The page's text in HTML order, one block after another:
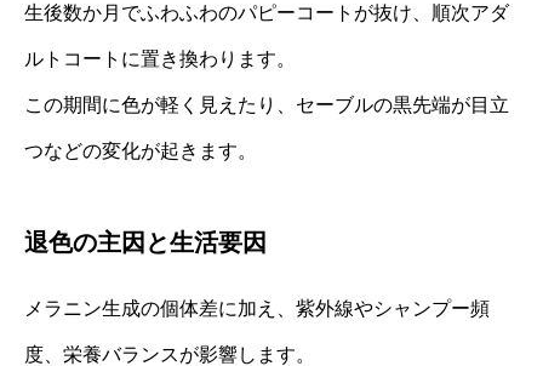
生後数か月でふわふわのパピーコートが抜け、順次アダ
ルトコートに置き換わります。
この期間に色が軽く見えたり、セーブルの黒先端が目立
つなどの変化が起きます。
退色の主因と生活要因
メラニン生成の個体差に加え、紫外線やシャンプー頻
度、栄養バランスが影響します。